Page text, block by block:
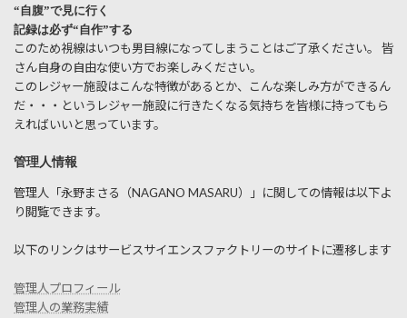
“自腹”で見に行く
記録は必ず“自作”する
このため視線はいつも男目線になってしまうことはご了承ください。 皆
さん自身の自由な使い方でお楽しみください。
このレジャー施設はこんな特徴があるとか、こんな楽しみ方ができるん
だ・・・というレジャー施設に行きたくなる気持ちを皆様に持ってもら
えればいいと思っています。
管理人情報
管理人「永野まさる（NAGANO MASARU）」に関しての情報は以下よ
り閲覧できます。
以下のリンクはサービスサイエンスファクトリーのサイトに遷移します
管理人プロフィール
管理人の業務実績